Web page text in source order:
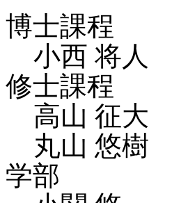
博士課程
小西 将人
修士課程
高山 征大
丸山 悠樹
学部